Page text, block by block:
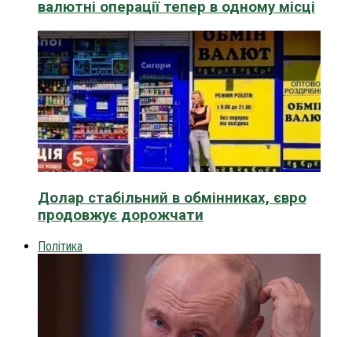
валютні операції тепер в одному місці
Долар стабільний в обмінниках, євро
продовжує дорожчати
Політика